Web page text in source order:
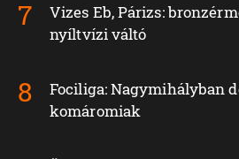
Vizes Eb, Párizs:
nyíltvízi váltó
Fociliga: Nagymihályban
komáromiak